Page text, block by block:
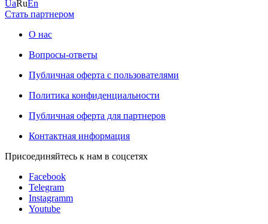
UaRuEn
Стать партнером
О нас
Вопросы-ответы
Публичная оферта с пользователями
Политика конфиденциальности
Публичная оферта для партнеров
Контактная информация
Присоединяйтесь к нам в соцсетях
Facebook
Telegram
Instagramm
Youtube